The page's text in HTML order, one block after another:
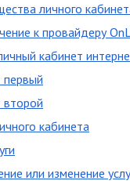
личного
к провайдеру
кабинет
первый
второй
кабинета
или изменение